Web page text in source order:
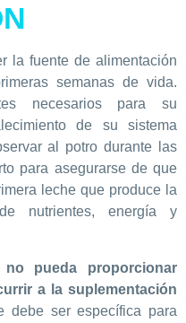
la fuente de alimentación
semanas de vida.
necesarios para su
de su sistema
al potro durante las
para asegurarse de que
leche que produce la
nutrientes, energía y
pueda proporcionar
a la suplementación
debe ser específica para